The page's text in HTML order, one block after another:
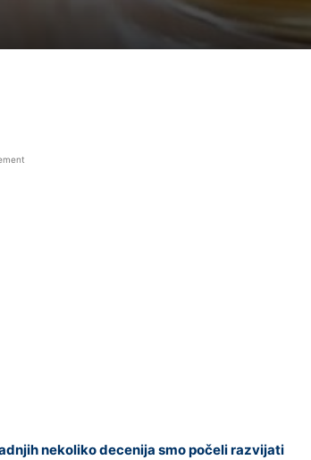
nekoliko decenija smo počeli razvijati